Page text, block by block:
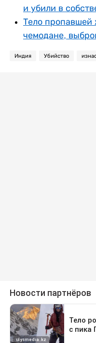
и убили в
Тело
чемодане,
Индия Убийство